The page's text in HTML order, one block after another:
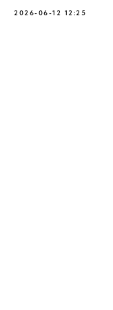
2026-06-12 12:25